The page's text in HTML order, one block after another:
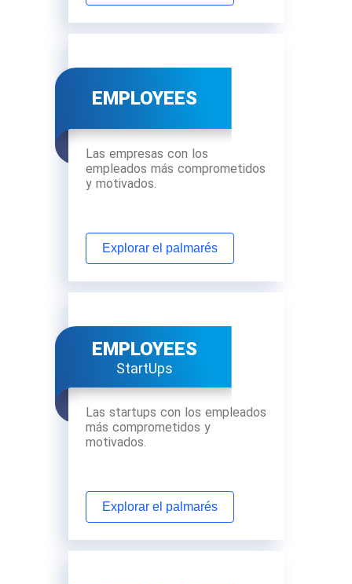
EMPLOYEES
Las empresas con los
empleados más comprometidos
y motivados.
Explorar el palmarés
EMPLOYEES
StartUps
Las startups con los empleados
más comprometidos y
motivados.
Explorar el palmarés